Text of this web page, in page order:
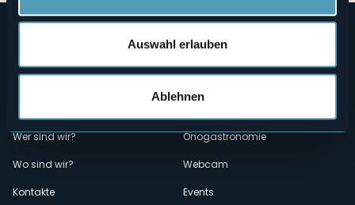
Auswahl erlauben
Ablehnen
Menù
secondario
Wer sind wir?
Wo sind wir?
Kontakte
Önogastronomie
Webcam
Events